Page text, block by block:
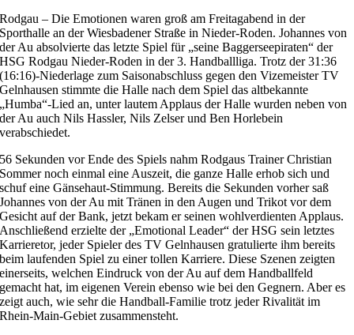
Rodgau – Die Emotionen waren groß am Freitagabend in der
Sporthalle an der Wiesbadener Straße in Nieder-Roden. Johannes von
der Au absolvierte das letzte Spiel für „seine Baggerseepiraten“ der
HSG Rodgau Nieder-Roden in der 3. Handballliga. Trotz der 31:36
(16:16)-Niederlage zum Saisonabschluss gegen den Vizemeister TV
Gelnhausen stimmte die Halle nach dem Spiel das altbekannte
„Humba“-Lied an, unter lautem Applaus der Halle wurden neben von
der Au auch Nils Hassler, Nils Zelser und Ben Horlebein
verabschiedet.
56 Sekunden vor Ende des Spiels nahm Rodgaus Trainer Christian
Sommer noch einmal eine Auszeit, die ganze Halle erhob sich und
schuf eine Gänsehaut-Stimmung. Bereits die Sekunden vorher saß
Johannes von der Au mit Tränen in den Augen und Trikot vor dem
Gesicht auf der Bank, jetzt bekam er seinen wohlverdienten Applaus.
Anschließend erzielte der „Emotional Leader“ der HSG sein letztes
Karrieretor, jeder Spieler des TV Gelnhausen gratulierte ihm bereits
beim laufenden Spiel zu einer tollen Karriere. Diese Szenen zeigten
einerseits, welchen Eindruck von der Au auf dem Handballfeld
gemacht hat, im eigenen Verein ebenso wie bei den Gegnern. Aber es
zeigt auch, wie sehr die Handball-Familie trotz jeder Rivalität im
Rhein-Main-Gebiet zusammensteht.